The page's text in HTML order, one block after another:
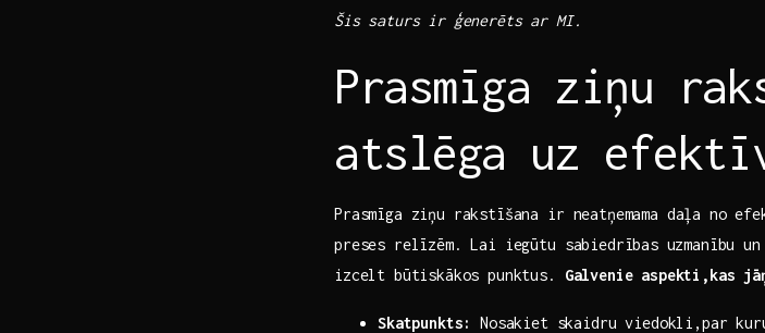
Šis saturs ir ģenerēts ar MI.
Prasmīga ziņu‍
atslēga uz
Prasmīga ziņu rakstīšana ‍ir neatņemama daļa no
preses relīzēm. Lai iegūtu sabiedrības⁢
izcelt būtiskākos punktus. Galvenie‍ aspekti,kas
Skatpunkts:
Nosakiet skaidru viedokli,par